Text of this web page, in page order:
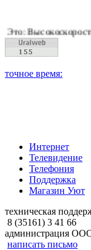
Интернет
Телевидение
Телефония
Поддержка
Магазин Уют
техническая
8 (35161) 3 41 66
администрация
написать письмо